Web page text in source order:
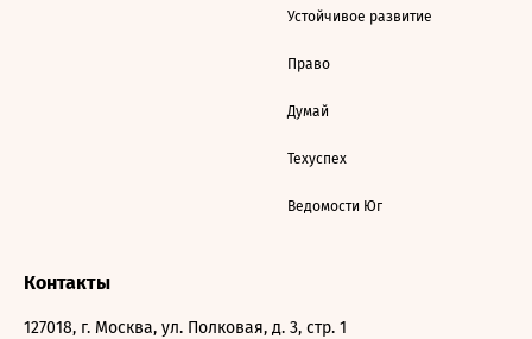
Устойчивое развитие
Право
Думай
Техуспех
Ведомости Юг
Контакты
127018, г. Москва, ул. Полковая, д. 3, стр. 1